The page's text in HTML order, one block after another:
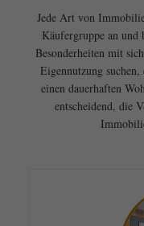
Jede Art von
Käufergruppe an und
Besonderheiten mit
Eigennutzung
einen dauerhaften
entscheidend, die